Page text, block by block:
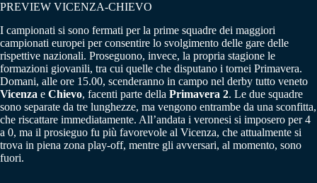
PREVIEW VICENZA-CHIEVO
I campionati si sono fermati per la prime squadre dei maggiori
campionati europei per consentire lo svolgimento delle gare delle
rispettive nazionali. Proseguono, invece, la propria stagione le
formazioni giovanili, tra cui quelle che disputano i tornei Primavera.
Domani, alle ore 15.00, scenderanno in campo nel derby tutto veneto
Vicenza e Chievo, facenti parte della Primavera 2. Le due squadre
sono separate da tre lunghezze, ma vengono entrambe da una sconfitta,
che riscattare immediatamente. All’andata i veronesi si imposero per 4
a 0, ma il prosieguo fu più favorevole al Vicenza, che attualmente si
trova in piena zona play-off, mentre gli avversari, al momento, sono
fuori.